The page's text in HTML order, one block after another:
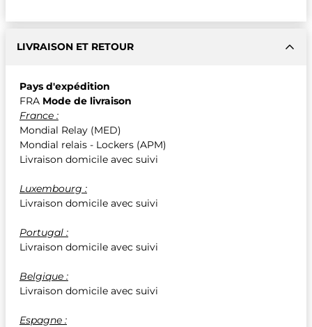
LIVRAISON ET RETOUR
Pays d'expédition
FRA Mode de livraison
France :
Mondial Relay (MED)
Mondial relais - Lockers (APM)
Livraison domicile avec suivi
Luxembourg :
Livraison domicile avec suivi
Portugal :
Livraison domicile avec suivi
Belgique :
Livraison domicile avec suivi
Espagne :